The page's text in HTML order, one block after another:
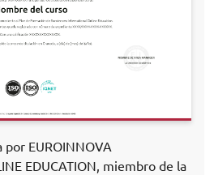
por EUROINNOVA
EDUCATION, miembro de la